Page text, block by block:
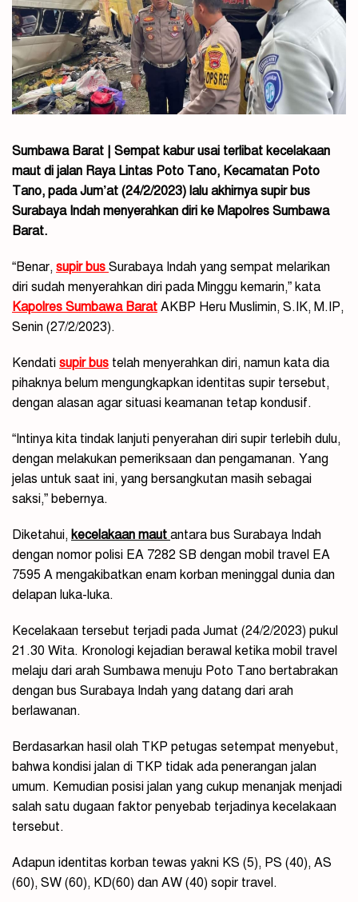
Sumbawa Barat | Sempat kabur usai terlibat kecelakaan
maut di jalan Raya Lintas Poto Tano, Kecamatan Poto
Tano, pada Jum’at (24/2/2023) lalu akhirnya supir bus
Surabaya Indah menyerahkan diri ke Mapolres Sumbawa
Barat.
“Benar, supir bus Surabaya Indah yang sempat melarikan
diri sudah menyerahkan diri pada Minggu kemarin,” kata
Kapolres Sumbawa Barat AKBP Heru Muslimin, S.IK, M.IP,
Senin (27/2/2023).
Kendati supir bus telah menyerahkan diri, namun kata dia
pihaknya belum mengungkapkan identitas supir tersebut,
dengan alasan agar situasi keamanan tetap kondusif.
“Intinya kita tindak lanjuti penyerahan diri supir terlebih dulu,
dengan melakukan pemeriksaan dan pengamanan. Yang
jelas untuk saat ini, yang bersangkutan masih sebagai
saksi,” bebernya.
Diketahui, kecelakaan maut antara bus Surabaya Indah
dengan nomor polisi EA 7282 SB dengan mobil travel EA
7595 A mengakibatkan enam korban meninggal dunia dan
delapan luka-luka.
Kecelakaan tersebut terjadi pada Jumat (24/2/2023) pukul
21.30 Wita. Kronologi kejadian berawal ketika mobil travel
melaju dari arah Sumbawa menuju Poto Tano bertabrakan
dengan bus Surabaya Indah yang datang dari arah
berlawanan.
Berdasarkan hasil olah TKP petugas setempat menyebut,
bahwa kondisi jalan di TKP tidak ada penerangan jalan
umum. Kemudian posisi jalan yang cukup menanjak menjadi
salah satu dugaan faktor penyebab terjadinya kecelakaan
tersebut.
Adapun identitas korban tewas yakni KS (5), PS (40), AS
(60), SW (60), KD(60) dan AW (40) sopir travel.